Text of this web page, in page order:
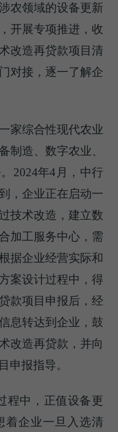
农领域的设备更新
开展专项推进，收
改造再贷款项目清
对接，逐一了解企
家综合性现代农业
制造、数字农业、
2024年4月，中行
，企业正在启动一
技术改造，建立数
加工服务中心，需
据企业经营实际和
案设计过程中，得
款项目申报后，经
息转达到企业，鼓
改造再贷款，并向
申报指导。
程中，正值设备更
着企业一旦入选清